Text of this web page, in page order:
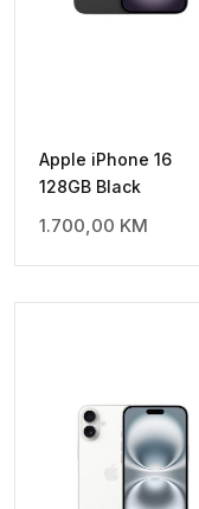
Apple iPhone 16
128GB Black
1.700,00 KM